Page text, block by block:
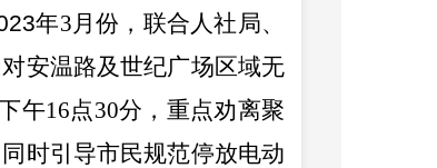
年3月份， 联合人社局、
安温路及世纪广场区域无
午16点30分，重点劝离聚
时引导市民规范停放电动